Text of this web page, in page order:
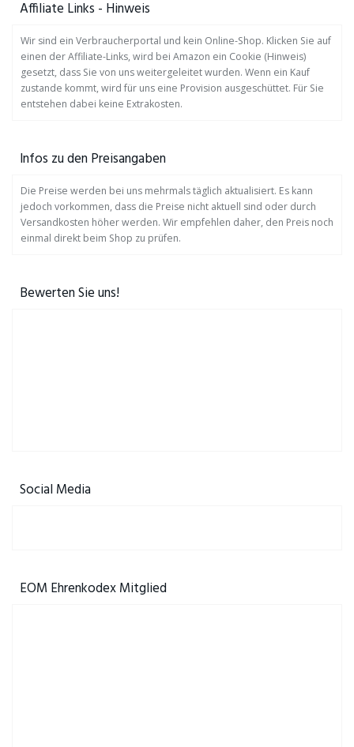
Affiliate Links - Hinweis
Wir sind ein Verbraucherportal und kein Online-Shop. Klicken Sie auf
einen der Affiliate-Links, wird bei Amazon ein Cookie (Hinweis)
gesetzt, dass Sie von uns weitergeleitet wurden. Wenn ein Kauf
zustande kommt, wird für uns eine Provision ausgeschüttet. Für Sie
entstehen dabei keine Extrakosten.
Infos zu den Preisangaben
Die Preise werden bei uns mehrmals täglich aktualisiert. Es kann
jedoch vorkommen, dass die Preise nicht aktuell sind oder durch
Versandkosten höher werden. Wir empfehlen daher, den Preis noch
einmal direkt beim Shop zu prüfen.
Bewerten Sie uns!
Social Media
EOM Ehrenkodex Mitglied